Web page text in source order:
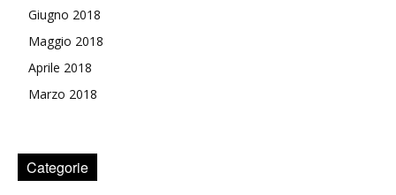
Giugno 2018
Maggio 2018
Aprile 2018
Marzo 2018
Categorie